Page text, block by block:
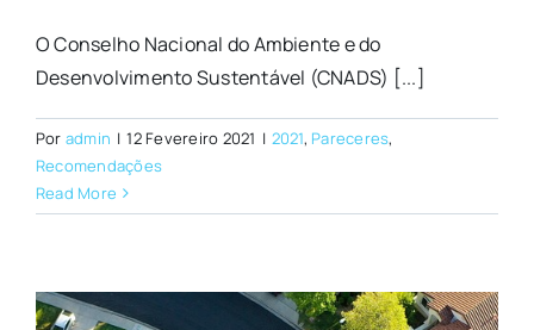
O Conselho Nacional do Ambiente e do
Desenvolvimento Sustentável (CNADS) [...]
Por admin | 12 Fevereiro 2021 | 2021, Pareceres,
Recomendações
Read More